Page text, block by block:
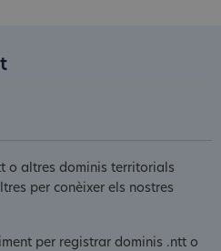
o altres dominis territorials
per conèixer els nostres
per registrar dominis .ntt o